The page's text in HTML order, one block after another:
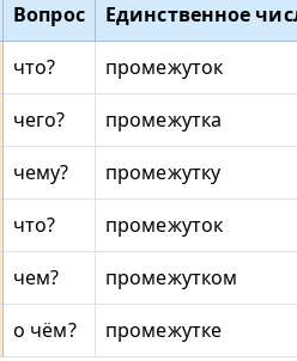
Вопрос Единственное
что? промежуток
чего? промежутка
чему? промежутку
что? промежуток
чем? промежутком
о чём? промежутке